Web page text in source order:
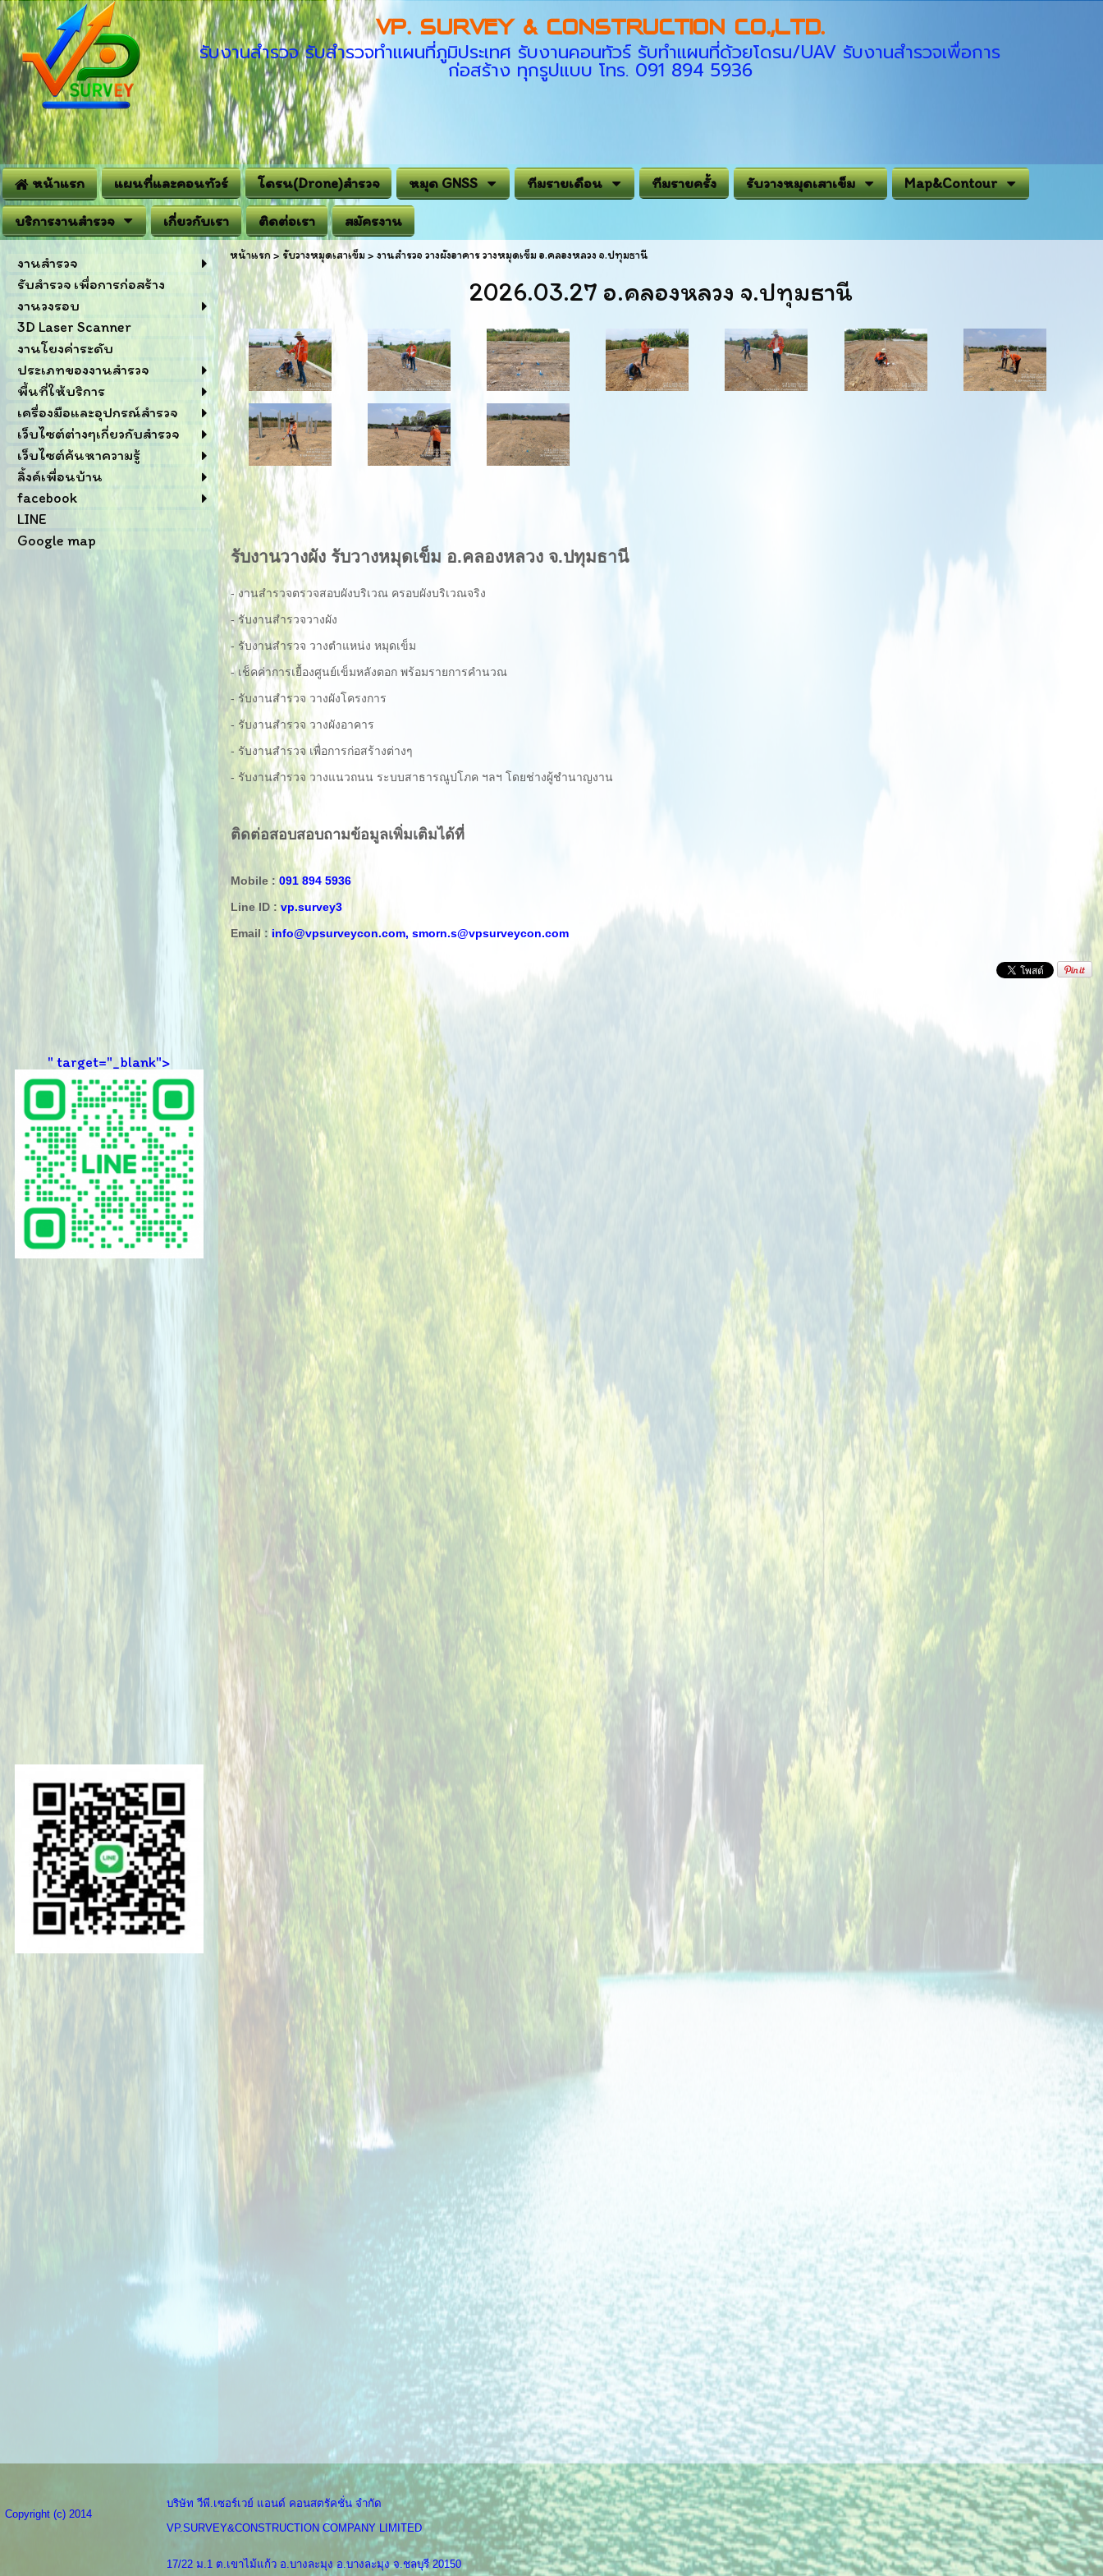
VP. SURVEY & CONSTRUCTION CO.,LTD.
รับงานสำรวจ รับสำรวจทำแผนที่ภูมิประเทศ รับงานคอนทัวร์ รับทำแผนที่ด้วยโดรน/UAV รับงานสำรวจเพื่อการ
ก่อสร้าง ทุกรูปแบบ โทร. 091 894 5936
หน้าแรก แผนที่และคอนทัวร์ โดรน(Drone)สำรวจ หมุด GNSS ทีมรายเดือน ทีมรายครั้ง รับวางหมุดเสาเข็ม Map&Contour
บริการงานสำรวจ เกี่ยวกับเรา ติดต่อเรา สมัครงาน
งานสำรวจ
รับสำรวจ เพื่อการก่อสร้าง
งานวงรอบ
3D Laser Scanner
งานโยงค่าระดับ
ประเภทของงานสำรวจ
พื้นที่ให้บริการ
เครื่องมือและอุปกรณ์สำรวจ
เว็บไซต์ต่างๆเกี่ยวกับสำรวจ
เว็บไซต์ค้นหาความรู้
ลิ้งค์เพื่อนบ้าน
facebook
LINE
Google map
" target="_blank">
หน้าแรก> รับวางหมุดเสาเข็ม> งานสำรวจ วางผังอาคาร วางหมุดเข็ม อ.คลองหลวง จ.ปทุมธานี
2026.03.27 อ.คลองหลวง จ.ปทุมธานี
รับงานวางผัง รับวางหมุดเข็ม อ.คลองหลวง จ.ปทุมธานี
- งานสำรวจตรวจสอบผังบริเวณ ครอบผังบริเวณจริง
- รับงานสำรวจวางผัง
- รับงานสำรวจ วางตำแหน่ง หมุดเข็ม
- เช็คค่าการเยื้องศูนย์เข็มหลังตอก พร้อมรายการคำนวณ
- รับงานสำรวจ วางผังโครงการ
- รับงานสำรวจ วางผังอาคาร
- รับงานสำรวจ เพื่อการก่อสร้างต่างๆ
- รับงานสำรวจ วางแนวถนน ระบบสาธารณูปโภค ฯลฯ โดยช่างผู้ชำนาญงาน
ติดต่อสอบสอบถามข้อมูลเพิ่มเติมได้ที่
Mobile : 091 894 5936
Line ID : vp.survey3
Email : info@vpsurveycon.com, smorn.s@vpsurveycon.com
Copyright (c) 2014
บริษัท วีพี.เซอร์เวย์ แอนด์ คอนสตรัคชั่น จำกัด
VP.SURVEY&CONSTRUCTION COMPANY LIMITED
17/22 ม.1 ต.เขาไม้แก้ว อ.บางละมุง อ.บางละมุง จ.ชลบุรี 20150